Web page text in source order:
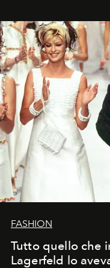
FASHION
Tutto quello che
Lagerfeld lo